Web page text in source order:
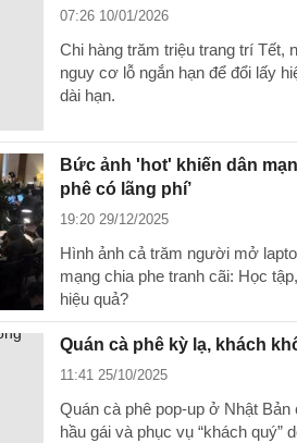
07:26 10/01/2026
Chi hàng trăm triệu trang trí Tết,
nguy cơ lỗ ngắn hạn để đổi lấy
dài hạn.
Bức ảnh 'hot' khiến dân
phê có lãng phí’
19:20 29/12/2025
Hình ảnh cả trăm người mở
mạng chia phe tranh cãi: Học
hiệu quả?
Quán cà phê kỳ lạ, khách
11:41 25/10/2025
Quán cà phê pop-up ở Nhật
hầu gái và phục vụ “khách quý”